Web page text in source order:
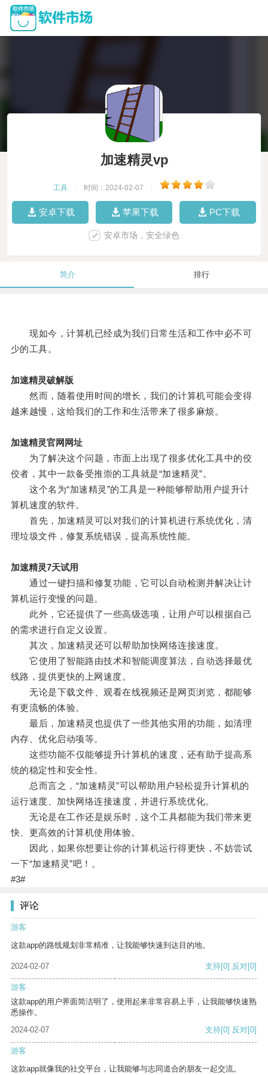
加速精灵vp
工具 时间：2024-02-07
安卓下载 苹果下载 PC下载
安卓市场，安全绿色
简介 排行
现如今，计算机已经成为我们日常生活和工作中必不可
少的工具。
加速精灵破解版
然而，随着使用时间的增长，我们的计算机可能会变得
越来越慢，这给我们的工作和生活带来了很多麻烦。
加速精灵官网网址
为了解决这个问题，市面上出现了很多优化工具中的佼
佼者，其中一款备受推崇的工具就是“加速精灵”。
这个名为“加速精灵”的工具是一种能够帮助用户提升计
算机速度的软件。
首先，加速精灵可以对我们的计算机进行系统优化，清
理垃圾文件，修复系统错误，提高系统性能。
加速精灵7天试用
通过一键扫描和修复功能，它可以自动检测并解决让计
算机运行变慢的问题。
此外，它还提供了一些高级选项，让用户可以根据自己
的需求进行自定义设置。
其次，加速精灵还可以帮助加快网络连接速度。
它使用了智能路由技术和智能调度算法，自动选择最优
线路，提供更快的上网速度。
无论是下载文件、观看在线视频还是网页浏览，都能够
有更流畅的体验。
最后，加速精灵也提供了一些其他实用的功能，如清理
内存、优化启动项等。
这些功能不仅能够提升计算机的速度，还有助于提高系
统的稳定性和安全性。
总而言之，“加速精灵”可以帮助用户轻松提升计算机的
运行速度、加快网络连接速度，并进行系统优化。
无论是在工作还是娱乐时，这个工具都能为我们带来更
快、更高效的计算机使用体验。
因此，如果你想要让你的计算机运行得更快，不妨尝试
一下“加速精灵”吧！。
#3#
评论
游客
这款app的路线规划非常精准，让我能够快速到达目的地。
2024-02-07 支持[0] 反对[0]
游客
这款app的用户界面简洁明了，使用起来非常容易上手，让我能够快速熟
悉操作。
2024-02-07
支持[0] 反对[0]
游客
这款app就像我的社交平台，让我能够与志同道合的朋友一起交流。